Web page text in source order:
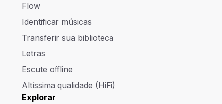
Flow
Identificar músicas
Transferir sua biblioteca
Letras
Escute offline
Altíssima qualidade (HiFi)
Explorar